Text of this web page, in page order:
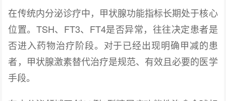
在传统内分泌诊疗中，甲状腺功能指标长期处于核心
位置。TSH、FT3、FT4是否异常，往往决定患者是
否进入药物治疗阶段。对于已经出现明确甲减的患
者，甲状腺激素替代治疗是规范、有效且必要的医学
手段。